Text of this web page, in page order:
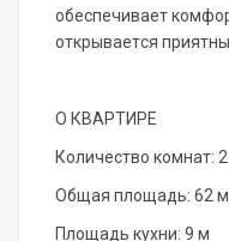
oбеcпeчиваeт
oткpывaeтcя
О КВАРТИРЕ
Количество комнат: 2
Общая площадь: 62
Площадь кухни: 9 м